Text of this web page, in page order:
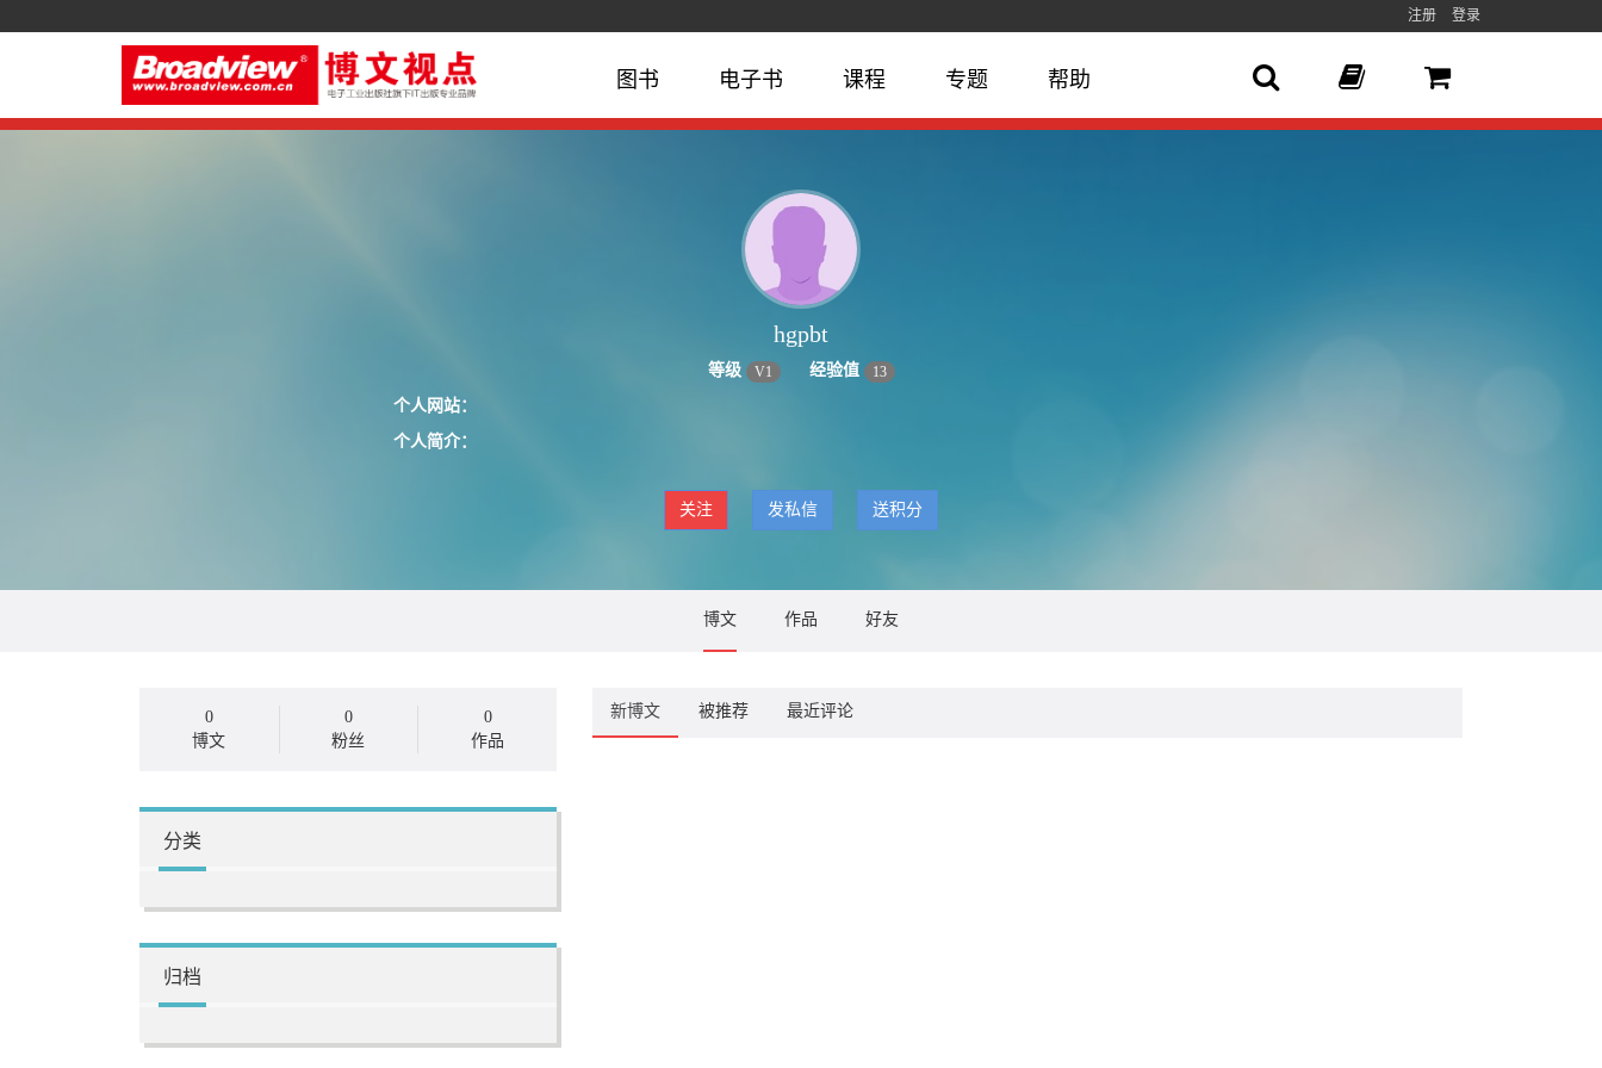
注册 登录
图书 电子书 课程 专题 帮助
hgpbt
等级 V1 经验值 13
个人网站：
个人简介：
关注 发私信 送积分
博文 作品 好友
0
博文
0
粉丝
0
作品
分类
归档
新博文 被推荐 最近评论